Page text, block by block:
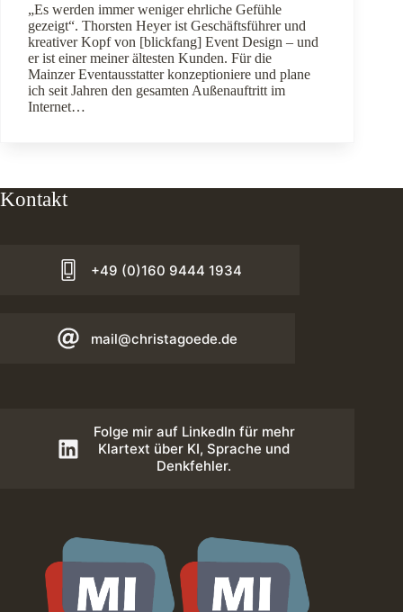
„Es werden immer weniger ehrliche Gefühle
gezeigt“. Thorsten Heyer ist Geschäftsführer und
kreativer Kopf von [blickfang] Event Design – und
er ist einer meiner ältesten Kunden. Für die
Mainzer Eventausstatter konzeptioniere und plane
ich seit Jahren den gesamten Außenauftritt im
Internet…
Kontakt
+49 (0)160 9444 1934
mail@christagoede.de
Folge mir auf LinkedIn für mehr
Klartext über KI, Sprache und
Denkfehler.